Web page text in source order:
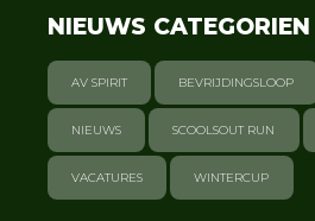
NIEUWS CATEGORIEN
AV SPIRIT BEVRIJDINGSLOOP
NIEUWS SCOOLSOUT RUN
VACATURES WINTERCUP